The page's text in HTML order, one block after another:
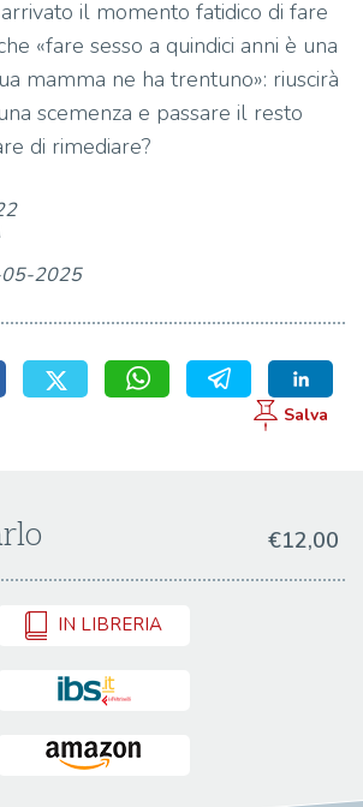
il momento fatidico di fare
«fare sesso a quindici anni è una
mamma ne ha trentuno»: riuscirà
scemenza e passare il resto
di rimediare?
05-2025
€12,00
IN LIBRERIA